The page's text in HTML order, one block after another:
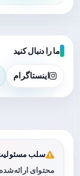
ما را دنبال کنید
اینستاگرام
سلب
محتوای